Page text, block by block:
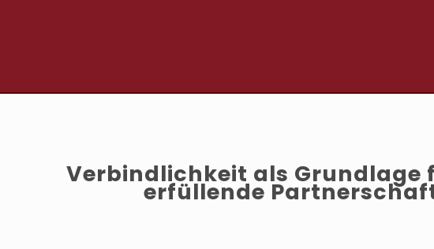
Verbindlichkeit als Grundlage
erfüllende